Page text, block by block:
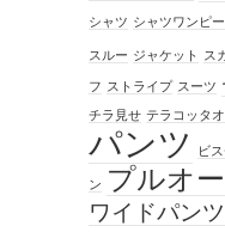
シャツ シャツワンピー
スルー ジャケット ス
フ ストライプ スーツ
チラ見せ テラコッタ
パンツ ビ
ン プルオ
ワイドパンツ